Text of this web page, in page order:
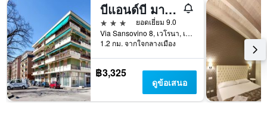
สัปดาห์
แผนภูมิ
มี
แกน
Y
1
แกน
แแส
ดง
บีแอนด์บี มารีกลา
3 ดาว
ยอดเยี่ยม 9.0
Via Sansovino 8, เวโรนา, เวเนโต, อิตาลี
1.2 กม. จากใจกลางเมือง
฿3,325
ดูข้อเสนอ